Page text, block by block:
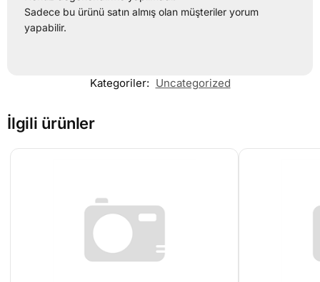
Sadece bu ürünü satın almış olan müşteriler yorum
yapabilir.
Kategoriler: Uncategorized
İlgili ürünler